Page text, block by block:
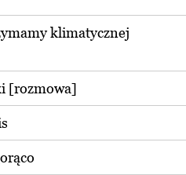
klimatycznej
[rozmowa]